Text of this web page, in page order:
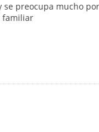
preocupa mucho
familiar